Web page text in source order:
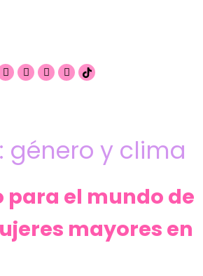
género y clima
para el mundo de
mayores en